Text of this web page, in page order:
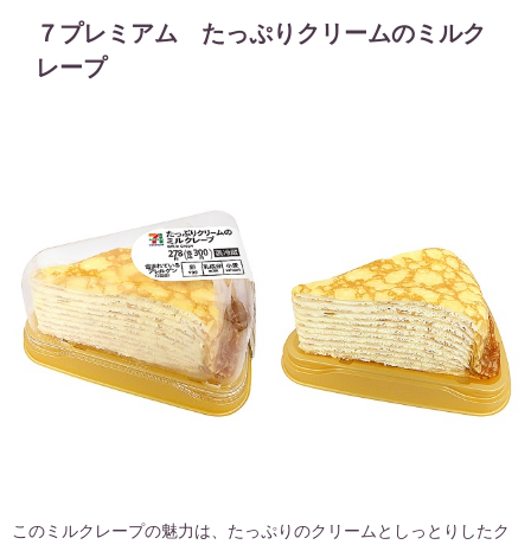
７プレミアム たっぷりクリームのミルク
レープ
このミルクレープの魅力は、たっぷりのクリームとしっとりしたク